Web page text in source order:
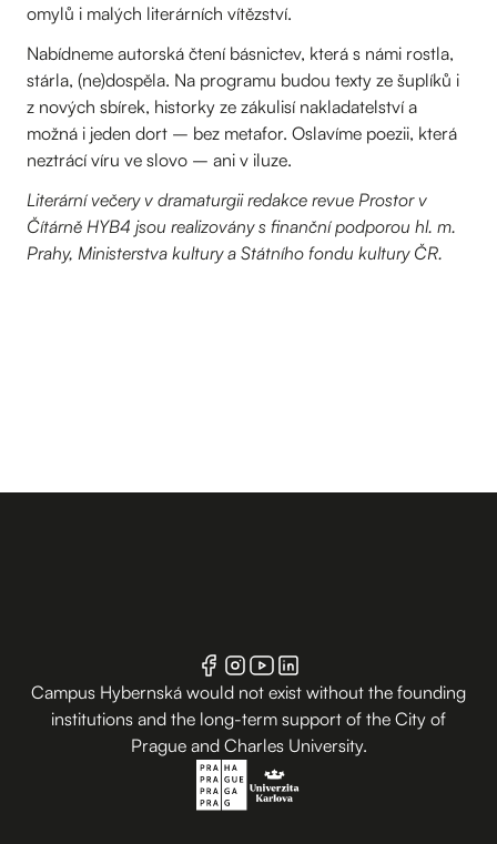
omylů i malých literárních vítězství.
Nabídneme autorská čtení básnictev, která s námi rostla,
stárla, (ne)dospěla. Na programu budou texty ze šuplíků i
z nových sbírek, historky ze zákulisí nakladatelství a
možná i jeden dort – bez metafor. Oslavíme poezii, která
neztrácí víru ve slovo – ani v iluze.
Literární večery v dramaturgii redakce revue Prostor v
Čítárně HYB4 jsou realizovány s finanční podporou hl. m.
Prahy, Ministerstva kultury a Státního fondu kultury ČR.
Campus Hybernská would not exist without the founding
institutions and the long-term support of the City of
Prague and Charles University.